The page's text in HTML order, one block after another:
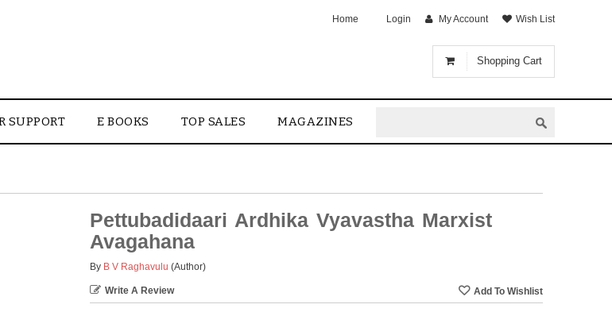
Shopping Cart
Home Login My Account Wish List
SUPPORT E BOOKS TOP SALES MAGAZINES
Pettubadidaari Ardhika Vyavastha Marxist
Avagahana
By B V Raghavulu (Author)
Write A Review